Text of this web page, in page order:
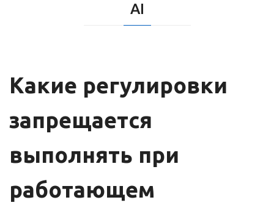
AI
Какие регулировки
запрещается
выполнять при
работающем